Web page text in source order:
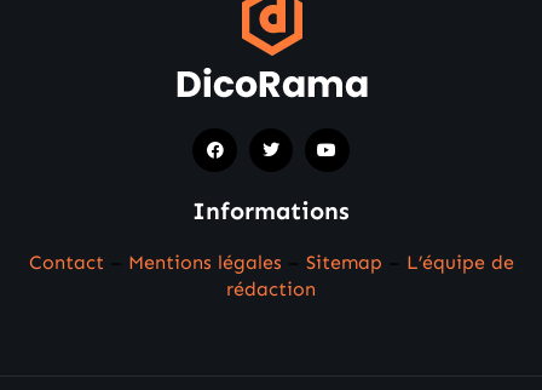
Informations
Contact Mentions légales Sitemap
L’équipe de
rédaction